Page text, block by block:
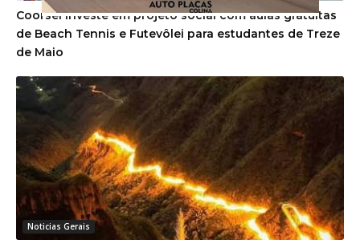
Coorsel investe em projeto social com aulas gratuitas
de Beach Tennis e Futevôlei para estudantes de Treze
de Maio
Noticias Gerais